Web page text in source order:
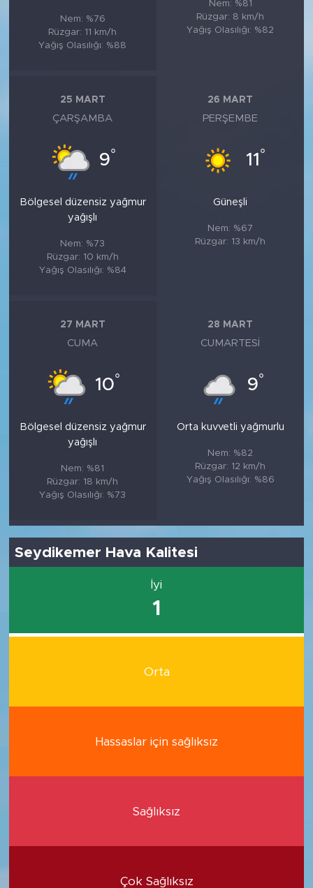
Nem: %76
Rüzgar: 11 km/h
Yağış Olasılığı: %88
Nem: %81
Rüzgar: 8 km/h
Yağış Olasılığı: %82
25 MART
ÇARŞAMBA
9°
Bölgesel düzensiz yağmur
yağışlı
Nem: %73
Rüzgar: 10 km/h
Yağış Olasılığı: %84
26 MART
PERŞEMBE
11 °
Güneşli
Nem: %67
Rüzgar: 13 km/h
27 MART
CUMA
10°
Bölgesel düzensiz yağmur
yağışlı
Nem: %81
Rüzgar: 18 km/h
Yağış Olasılığı: %73
28 MART
CUMARTESI
9°
Orta kuvvetli yağmurlu
Nem: %82
Rüzgar: 12 km/h
Yağış Olasılığı: %86
Seydikemer Hava Kalitesi
İyi
1
Orta
Hassaslar için sağlıksız
Sağlıksız
Çok Sağlıksız